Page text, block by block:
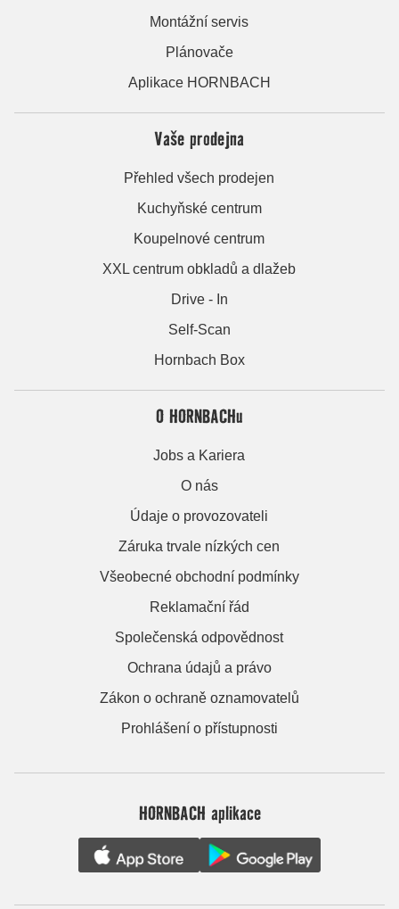
Montážní servis
Plánovače
Aplikace HORNBACH
Vaše prodejna
Přehled všech prodejen
Kuchyňské centrum
Koupelnové centrum
XXL centrum obkladů a dlažeb
Drive - In
Self-Scan
Hornbach Box
O HORNBACHu
Jobs a Kariera
O nás
Údaje o provozovateli
Záruka trvale nízkých cen
Všeobecné obchodní podmínky
Reklamační řád
Společenská odpovědnost
Ochrana údajů a právo
Zákon o ochraně oznamovatelů
Prohlášení o přístupnosti
HORNBACH aplikace